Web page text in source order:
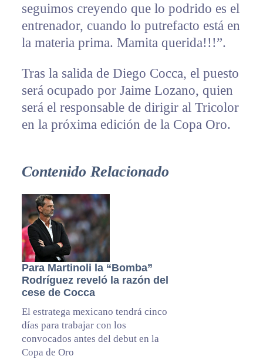
seguimos creyendo que lo podrido es el
entrenador, cuando lo putrefacto está en
la materia prima. Mamita querida!!!”.
Tras la salida de Diego Cocca, el puesto
será ocupado por Jaime Lozano, quien
será el responsable de dirigir al Tricolor
en la próxima edición de la Copa Oro.
Contenido Relacionado
Para Martinoli la “Bomba”
Rodríguez reveló la razón del
cese de Cocca
El estratega mexicano tendrá cinco
días para trabajar con los
convocados antes del debut en la
Copa de Oro